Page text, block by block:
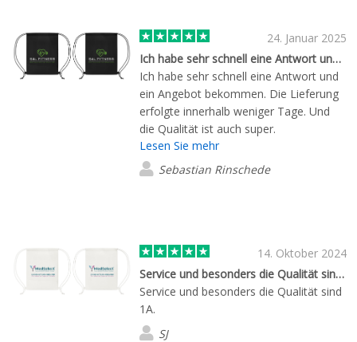
24. Januar 2025
Ich habe sehr schnell eine Antwort und…
Ich habe sehr schnell eine Antwort und
ein Angebot bekommen. Die Lieferung
erfolgte innerhalb weniger Tage. Und
die Qualität ist auch super.
Lesen Sie mehr
Sebastian Rinschede
14. Oktober 2024
Service und besonders die Qualität sind…
Service und besonders die Qualität sind
1A.
SJ